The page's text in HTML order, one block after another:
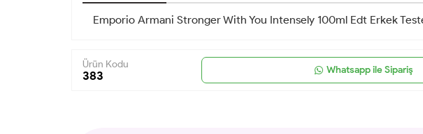
Emporio Armani Stronger With You Intensely 100ml Edt Erkek
Ürün Kodu
383 Whatsapp ile Sipariş